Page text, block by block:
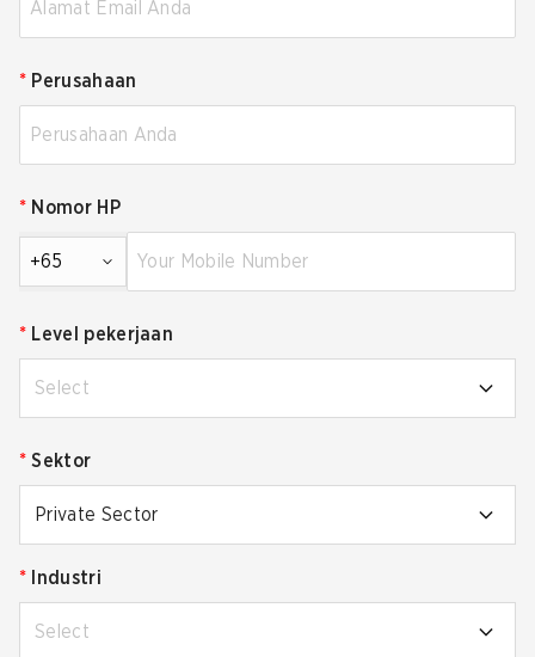
* Perusahaan
* Nomor HP
+65
* Level pekerjaan
Select
* Sektor
Private Sector
* Industri
Select